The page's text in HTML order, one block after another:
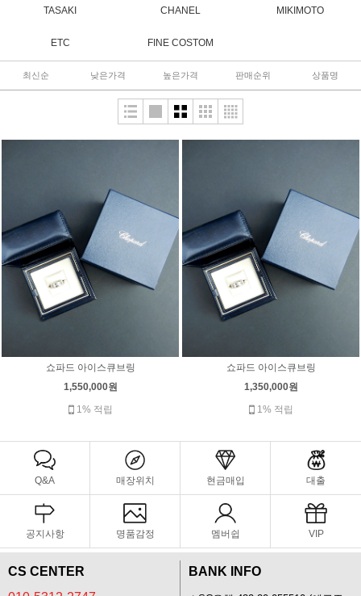
TASAKI CHANEL MIKIMOTO
ETC FINE COSTOM
최신순 낮은가격 높은가격 판매순위 상품명
쇼파드 아이스큐브링
1,550,000원
1% 적립
쇼파드 아이스큐브링
1,350,000원
1% 적립
Q&A 매장위치 현금매입 대출
공지사항 명품감정 멤버쉽 VIP
CS CENTER
BANK INFO